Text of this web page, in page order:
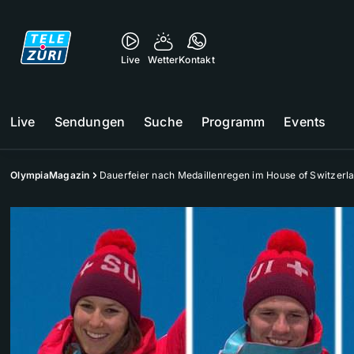
Live WetterKontakt
Live Sendungen Suche Programm Events
OlympiaMagazin Dauerfeier nach Medaillenregen im House of